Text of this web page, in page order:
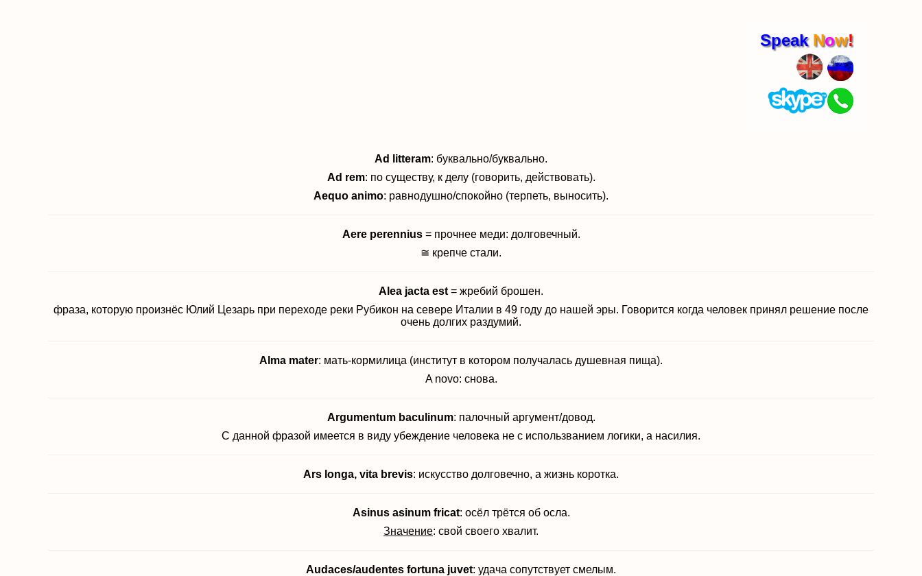
Speak Now!
Ad litteram: буквально/буквально.
Ad rem: по существу, к делу (говорить, действовать).
Aequo animo: равнодушно/спокойно (терпеть, выносить).
Aere perennius= прочнее меди: долговечный.
≅ крепче стали.
Alea jacta est = жребий брошен.
фраза, которую произнёс Юлий Цезарь при переходе реки Рубикон на севере Италии в 49 году до нашей эры. Говорится когда человек принял решение после
очень долгих раздумий.
Alma mater: мать-кормилица (институт в котором получалась душевная пища).
A novo: снова.
Argumentum baculinum: палочный аргумент/довод.
С данной фразой имеется в виду убеждение человека не с использванием логики, а насилия.
Ars longa, vita brevis: искусство долговечно, а жизнь коротка.
Asinus asinum fricat: осёл трётся об осла.
Значение: свой своего хвалит.
Audaces/audentes fortuna juvet: удача сопутствует смелым.